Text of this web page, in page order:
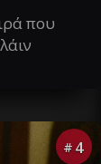
που
# 4